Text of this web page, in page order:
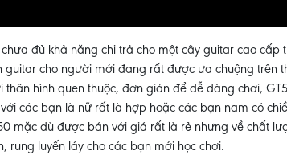
đủ khả năng chi trả cho một cây guitar cao
cho người mới đang rất được ưa chuộng trên
hình quen thuộc, đơn giản để dễ dàng chơi,
các bạn là nữ rất là hợp hoặc các bạn nam có
mặc dù được bán với giá rất là rẻ nhưng về chất
rung luyến láy cho các bạn mới học chơi.